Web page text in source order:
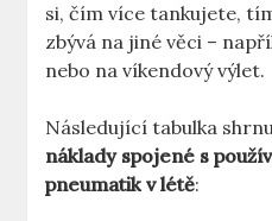
si, čím více tankujete,
zbývá na jiné věci –
nebo na víkendový výlet.
Následující tabulka
náklady spojené s
pneumatik v létě: